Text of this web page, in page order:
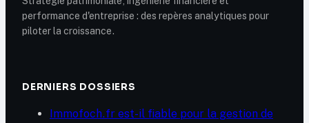
performance d'entreprise : des repères analytiques pour
piloter la croissance.
DERNIERS DOSSIERS
Immofoch.fr est-il fiable pour la gestion de